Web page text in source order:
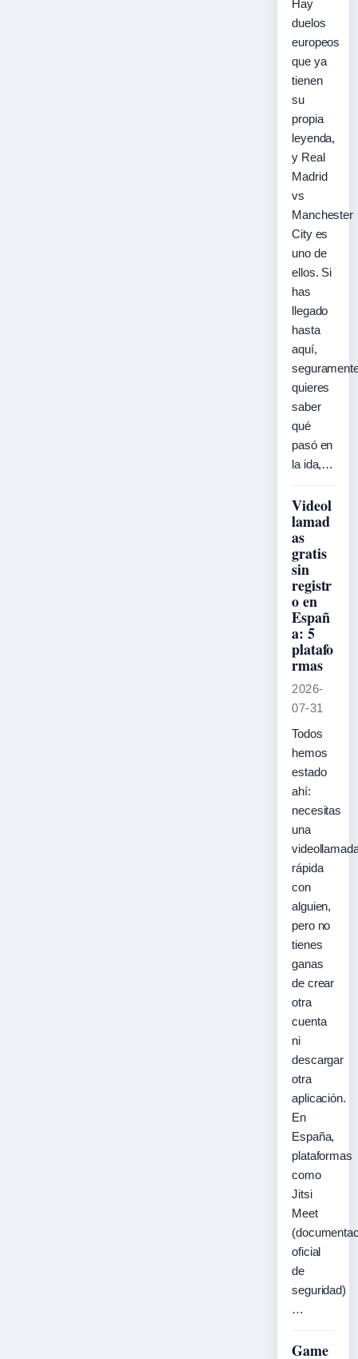
Hay
duelos
europeos
que ya
tienen
su
propia
leyenda,
y Real
Madrid
vs
Manchester
City es
uno de
ellos. Si
has
llegado
hasta
aquí,
quieres
saber
qué
pasó en
la ida,…
Videol
lamad
as
gratis
sin
registr
o en
Españ
a: 5
platafo
rmas
2026-
07-31
Todos
hemos
estado
ahí:
necesitas
una
rápida
con
alguien,
pero no
tienes
ganas
de crear
otra
cuenta
ni
descargar
otra
aplicación.
En
España,
plataformas
como
Jitsi
Meet
oficial
de
seguridad)
…
Game